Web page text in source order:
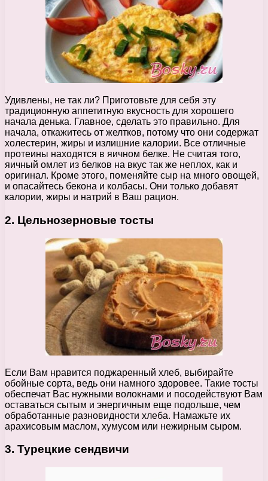
Удивлены, не так ли? Приготовьте для себя эту
традиционную аппетитную вкусность для хорошего
начала денька. Главное, сделать это правильно. Для
начала, откажитесь от желтков, потому что они содержат
холестерин, жиры и излишние калории. Все отличные
протеины находятся в яичном белке. Не считая того,
яичный омлет из белков на вкус так же неплох, как и
оригинал. Кроме этого, поменяйте сыр на много овощей,
и опасайтесь бекона и колбасы. Они только добавят
калории, жиры и натрий в Ваш рацион.
2. Цельнозерновые тосты
Если Вам нравится поджаренный хлеб, выбирайте
обойные сорта, ведь они намного здоровее. Такие тосты
обеспечат Вас нужными волокнами и посодействуют Вам
оставаться сытым и энергичным еще подольше, чем
обработанные разновидности хлеба. Намажьте их
арахисовым маслом, хумусом или нежирным сыром.
3. Турецкие сендвичи